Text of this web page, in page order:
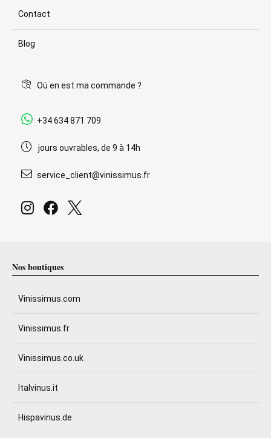
Contact
Blog
Où en est ma commande ?
+34 634 871 709
jours ouvrables, de 9 à 14h
service_client@vinissimus.fr
Nos boutiques
Vinissimus.com
Vinissimus.fr
Vinissimus.co.uk
Italvinus.it
Hispavinus.de